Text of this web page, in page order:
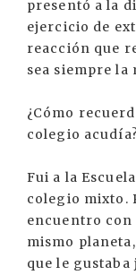
presentó a la
ejercicio de
reacción que
sea siempre la
¿Cómo
colegio
Fui a la
colegio mixto.
encuentro con
mismo
que le gustaba